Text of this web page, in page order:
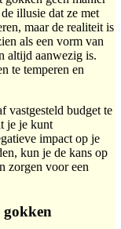
illusie dat ze met
maar de realiteit is
als een vorm van
altijd aanwezig is.
te temperen en
vastgesteld budget te
je je kunt
impact op je
kun je de kans op
zorgen voor een
gokken